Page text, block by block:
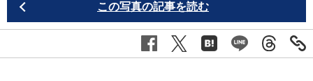
この写真の記事を読む